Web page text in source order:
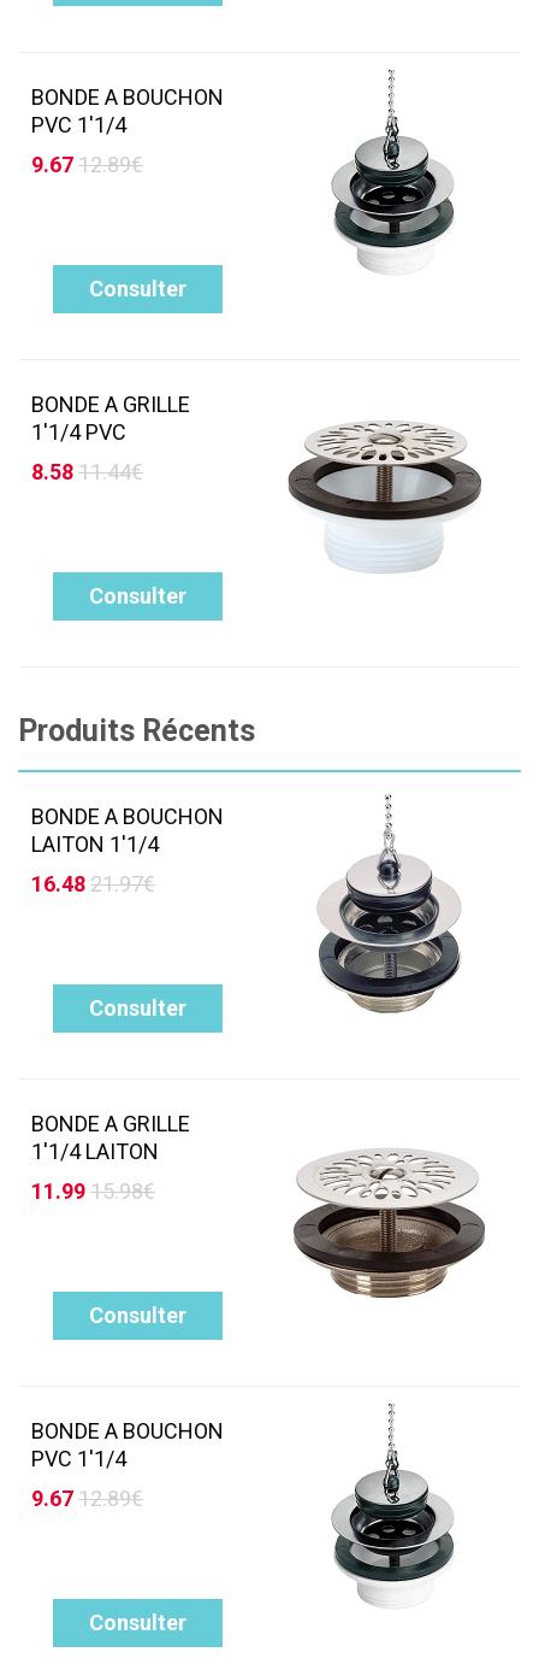
BONDE A BOUCHON
PVC 1'1/4
9.6712.89€
Consulter
BONDE A GRILLE
1'1/4 PVC
8.5811.44€
Consulter
Produits Récents
BONDE A BOUCHON
LAITON 1'1/4
16.4821.97€
Consulter
BONDE A GRILLE
1'1/4 LAITON
11.9915.98€
Consulter
BONDE A BOUCHON
PVC 1'1/4
9.6712.89€
Consulter